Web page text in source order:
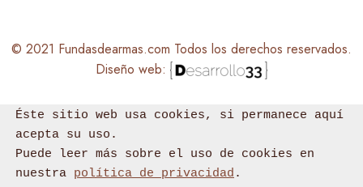
© 2021 Fundasdearmas.com Todos los derechos reservados.
Diseño web:
Éste sitio web usa cookies, si permanece aquí
acepta su uso.
Puede leer más sobre el uso de cookies en
nuestra política de privacidad .